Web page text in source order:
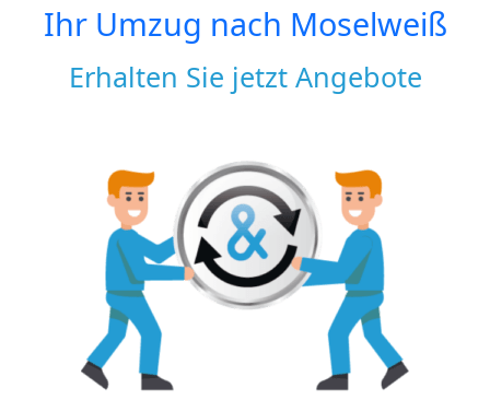
Ihr Umzug nach Moselweiß
Erhalten Sie jetzt Angebote